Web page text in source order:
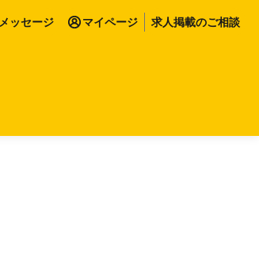
メッセージ マイページ 求人掲載のご相談